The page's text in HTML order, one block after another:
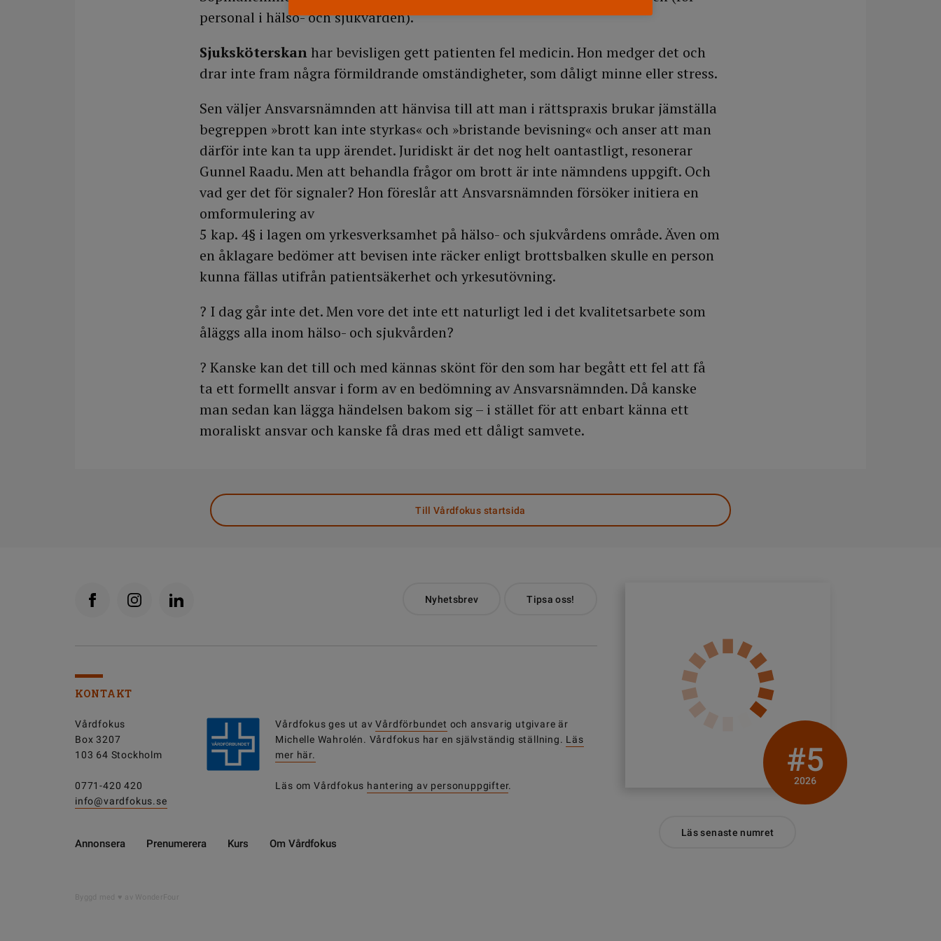
personal i hälso- och sjukvården).
Sjuksköterskanhar bevisligen gett patienten fel medicin. Hon medger det och
drar inte fram några förmildrande omständigheter, som dåligt minne eller stress.
Sen väljer Ansvarsnämnden att hänvisa till att man i rättspraxis brukar jämställa
begreppen »brott kan inte styrkas« och »bristande bevisning« och anser att man
därför inte kan ta upp ärendet. Juridiskt är det nog helt oantastligt, resonerar
Gunnel Raadu. Men att behandla frågor om brott är inte nämndens uppgift. Och
vad ger det för signaler? Hon föreslår att Ansvarsnämnden försöker initiera en
omformulering av
5 kap. 4§ i lagen om yrkesverksamhet på hälso- och sjukvårdens område. Även om
en åklagare bedömer att bevisen inte räcker enligt brottsbalken skulle en person
kunna fällas utifrån patientsäkerhet och yrkesutövning.
? I dag går inte det. Men vore det inte ett naturligt led i det kvalitetsarbete som
åläggs alla inom hälso- och sjukvården?
? Kanske kan det till och med kännas skönt för den som har begått ett fel att få
ta ett formellt ansvar i form av en bedömning av Ansvarsnämnden. Då kanske
man sedan kan lägga händelsen bakom sig – i stället för att enbart känna ett
moraliskt ansvar och kanske få dras med ett dåligt samvete.
Till Vårdfokus startsida
Nyhetsbrev Tipsa oss!
KONTAKT
Vårdfokus
Box 3207
103 64 Stockholm
0771-420 420
info@vardfokus.se
Vårdfokus ges ut avVårdförbundet och ansvarig utgivare är
Michelle Wahrolén. Vårdfokus har en självständig ställning. Läs
mer här.
Läs om Vårdfokus hantering av personuppgifter.
Annonsera Prenumerera Kurs Om Vårdfokus
#5
2026
Läs senaste numret
Byggd med av WonderFour